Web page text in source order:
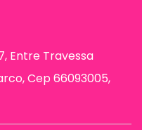
Entre Travessa
Cep 66093005,